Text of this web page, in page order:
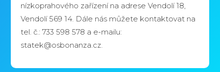
nízkoprahového zařízení na adrese Vendolí 18,
Vendolí 569 14. Dále nás můžete kontaktovat na
tel. č.: 733 598 578 a e-mailu:
statek@osbonanza.cz.